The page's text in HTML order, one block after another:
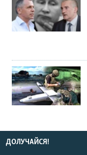
ДОЛУЧАЙСЯ!